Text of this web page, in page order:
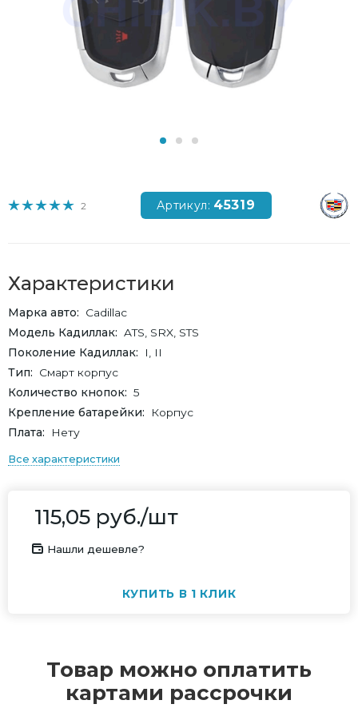
2 Артикул: 45319
Характеристики
Марка авто
Cadillac
Модель Кадиллак
ATS, SRX, STS
Поколение Кадиллак
I, II
Тип
Смарт корпус
Количество кнопок
5
Крепление батарейки
Корпус
Плата
Нету
Все характеристики
115,05 руб./шт
Нашли дешевле?
КУПИТЬ В 1 КЛИК
Товар можно оплатить
картами рассрочки